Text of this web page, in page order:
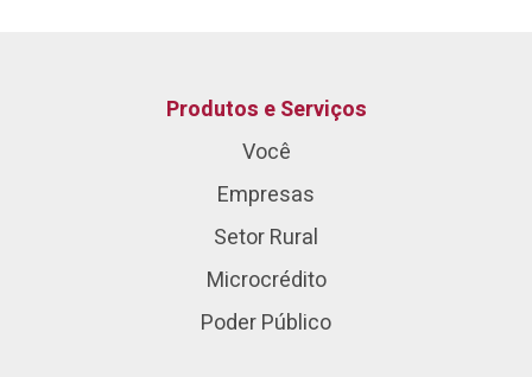
Produtos e Serviços
Você
Empresas
Setor Rural
Microcrédito
Poder Público